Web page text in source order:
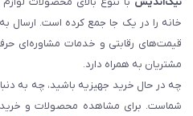
خانه را در یک جا جمع کرده است. ارسال
قیمت‌های رقابتی و خدمات مشاوره‌ای
مشتریان به همراه دارد.
چه در حال خرید جهیزیه باشید، چه به
شماست. برای مشاهده محصولات و خرید